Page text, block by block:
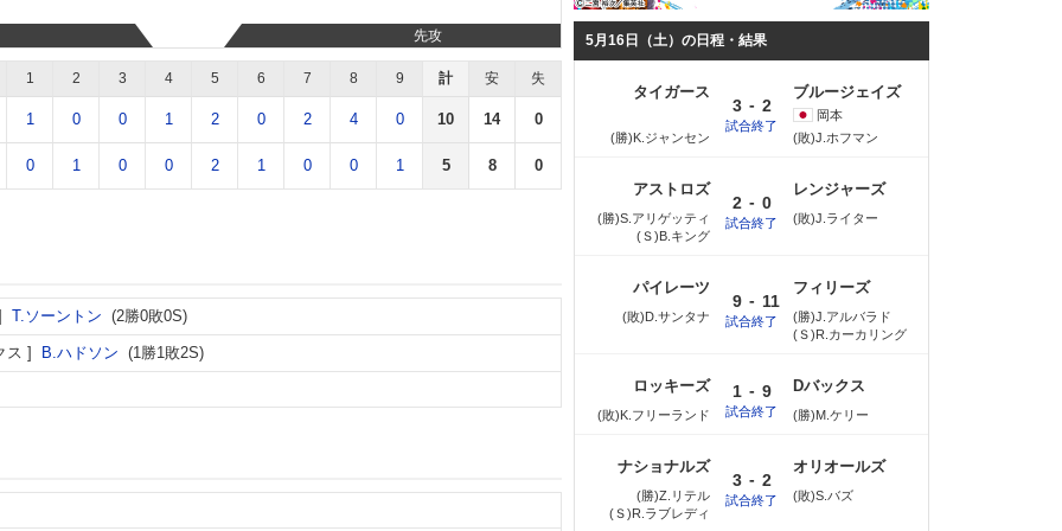
先攻
1 2 3 4 5 6 7 8 9 計 安 失
1 0 0 1 2 0 2 4 0 10 14 0
0 1 0 0 2 1 0 0 1 5 8 0
T.ソーントン (2勝0敗0S)
ス B.ハドソン (1勝1敗2S)
5月16日（土）の日程・結果
タイガース
(勝)K.ジャンセン
3 - 2
試合終了
ブルージェイズ
岡本
(敗)J.ホフマン
アストロズ
(勝)S.アリゲッティ
(Ｓ)B.キング
2 - 0
試合終了
レンジャーズ
(敗)J.ライター
パイレーツ
(敗)D.サンタナ
9 - 11
試合終了
フィリーズ
(勝)J.アルバラド
(Ｓ)R.カーカリング
ロッキーズ
(敗)K.フリーランド
1 - 9
試合終了
Dバックス
(勝)M.ケリー
ナショナルズ
(勝)Z.リテル
(Ｓ)R.ラブレディ
3 - 2
試合終了
オリオールズ
(敗)S.バズ